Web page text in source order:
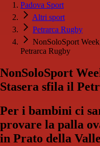
Padova Sport
Altri sport
Petrarca Rugby
NonSoloSport
Petrarca Rugby
NonSoloSport
Stasera sfila il
Per i bambini ci
provare la palla
in Prato della Valle